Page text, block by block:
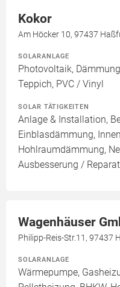
Kokor
Am Höcker 10, 97437
SOLARANLAGE
Photovoltaik,
Teppich, PVC / Vinyl
SOLAR TÄTIGKEITEN
Anlage & Installation,
Einblasdämmung,
Hohlraumdämmung,
Ausbesserung /
Wagenhäuser
Philipp-Reis-Str.11, 97437
SOLARANLAGE
Wärmepumpe,